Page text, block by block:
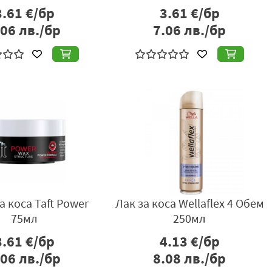
€/бр
лв./бр
3.61€/бр
7.06лв./бр
коса Taft Power
75мл
€/бр
лв./бр
Лак за коса Wellaflex 4 Обем
250мл
4.13€/бр
8.08лв./бр